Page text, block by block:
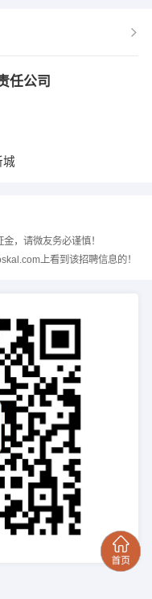
任公司
城
，请微友务必谨慎！
上看到该招聘信息的！